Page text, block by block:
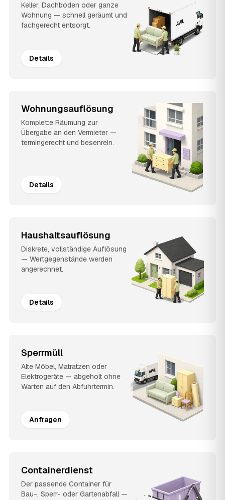
Keller, Dachboden oder ganze
Wohnung — schnell geräumt und
fachgerecht entsorgt.
Details
Wohnungsauflösung
Komplette Räumung zur
Übergabe an den Vermieter —
termingerecht und besenrein.
Details
Haushaltsauflösung
Diskrete, vollständige Auflösung
— Wertgegenstände werden
angerechnet.
Details
Sperrmüll
Alte Möbel, Matratzen oder
Elektrogeräte — abgeholt ohne
Warten auf den Abfuhrtermin.
Anfragen
Containerdienst
Der passende Container für
Bau-, Sperr- oder Gartenabfall —